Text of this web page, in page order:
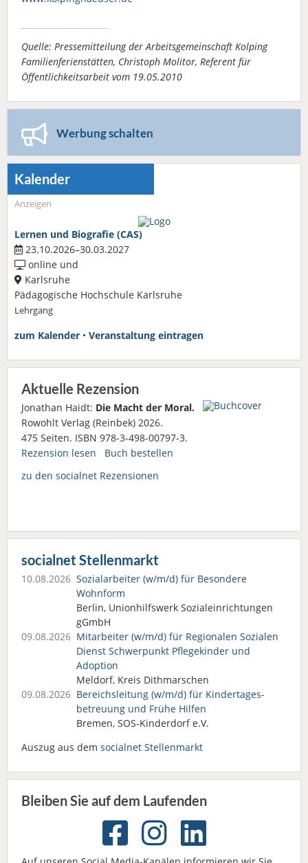
Quelle: Pressemitteilung der Arbeitsgemeinschaft Kolping
Familienferienstätten, Christoph Molitor, Referent für
Öffentlichkeitsarbeit vom 19.05.2010
Werbung schalten
Kalender
Anzeigen
Lernen und Biografie (CAS)
23.10.2026–30.03.2027
online und
Karlsruhe
Pädagogische Hochschule Karlsruhe
Lehrgang
zum Kalender • Veranstaltung eintragen
Aktuelle Rezension
Jonathan Haidt: Die Macht der Moral.
Rowohlt Verlag (Reinbek) 2026.
475 Seiten. ISBN 978-3-498-00797-3.
Rezension lesen
Buch bestellen
zu den socialnet Rezensionen
socialnet Stellenmarkt
10.08.2026 Sozialarbeiter (w/m/d) für Besondere
Wohnform
Berlin, Unionhilfswerk Sozialeinrichtungen
gGmbH
09.08.2026 Mitarbeiter (w/m/d) für Regionalen Sozialen
Dienst Schwerpunkt Pflegekinder und
Adoption
Meldorf, Kreis Dithmarschen
09.08.2026 Bereichsleitung (w/m/d) für Kindertages­
betreuung und Frühe Hilfen
Bremen, SOS-Kinderdorf e.V.
Auszug aus dem socialnet Stellenmarkt
Bleiben Sie auf dem Laufenden